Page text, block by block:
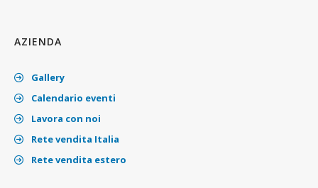
AZIENDA
Gallery
Calendario eventi
Lavora con noi
Rete vendita Italia
Rete vendita estero